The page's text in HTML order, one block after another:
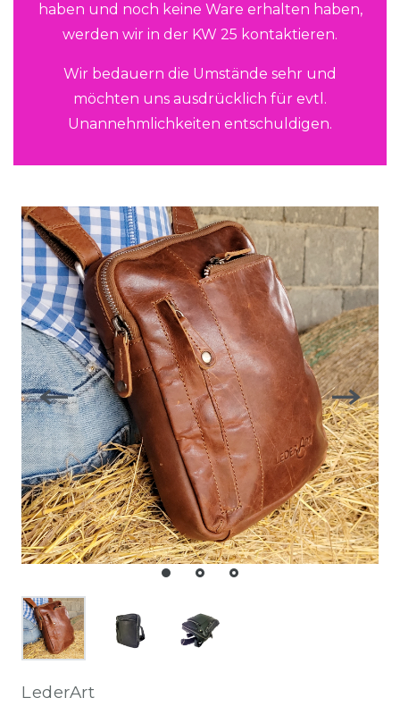
haben und noch keine Ware erhalten haben,
werden wir in der KW 25 kontaktieren.
Wir bedauern die Umstände sehr und
möchten uns ausdrücklich für evtl.
Unannehmlichkeiten entschuldigen.
LederArt